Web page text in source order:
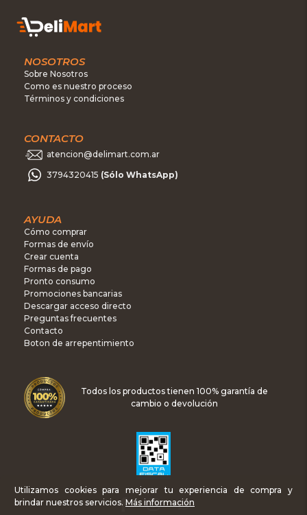
NOSOTROS
Sobre Nosotros
Como es nuestro proceso
Términos y condiciones
CONTACTO
atencion@delimart.com.ar
3794320415 (Sólo WhatsApp)
AYUDA
Cómo comprar
Formas de envío
Crear cuenta
Formas de pago
Pronto consumo
Promociones bancarias
Descargar acceso directo
Preguntas frecuentes
Contacto
Boton de arrepentimiento
Todos los productos tienen 100% garantía de
cambio o devolución
Utilizamos cookies para mejorar tu experiencia de compra y
brindar nuestros servicios. Más información